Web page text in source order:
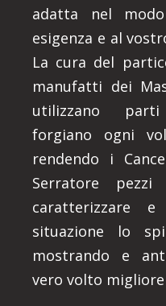
adatta nel
esigenza e al
La cura del
manufatti dei
utilizzano
forgiano ogni
rendendo i
Serratore
caratterizzare
situazione lo
mostrando e
vero volto